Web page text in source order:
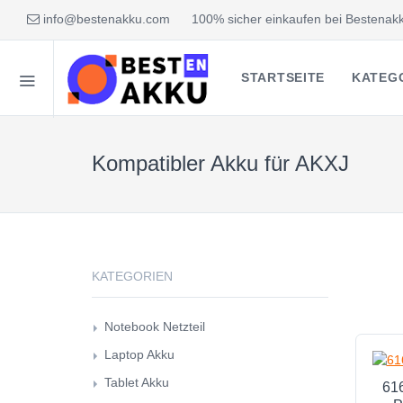
info@bestenakku.com 100% sicher einkaufen bei
STARTSEITE
Kompatibler Akku für AKXJ
KATEGORIEN
Notebook Netzteil
Laptop Akku
Tablet Akku